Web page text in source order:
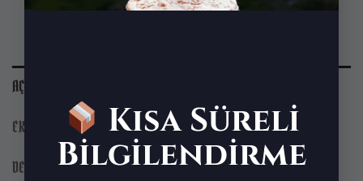
Kısa Süreli
Bilgilendirme
AÇIKLAMA
EK BILGI
DEĞERLENDIRMELER (0)